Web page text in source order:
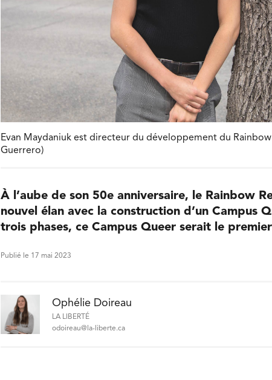
Evan Maydaniuk est directeur du développement du
Guerrero)
À l’aube de son 50e anniversaire, le Rainbow
nouvel élan avec la construction d’un Campus
trois phases, ce Campus Queer serait le
Publié le 17 mai 2023
Ophélie Doireau
LA LIBERTÉ
odoireau@la-liberte.ca